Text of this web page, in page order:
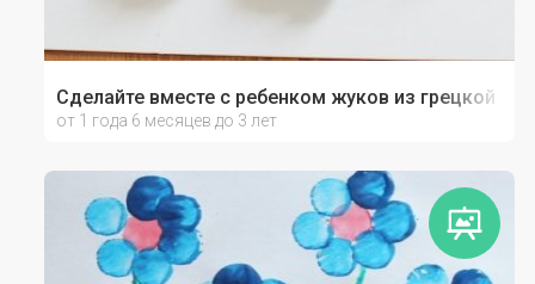
Сделайте вместе с ребенком жуков из грецкой
от 1 года 6 месяцев до 3 лет